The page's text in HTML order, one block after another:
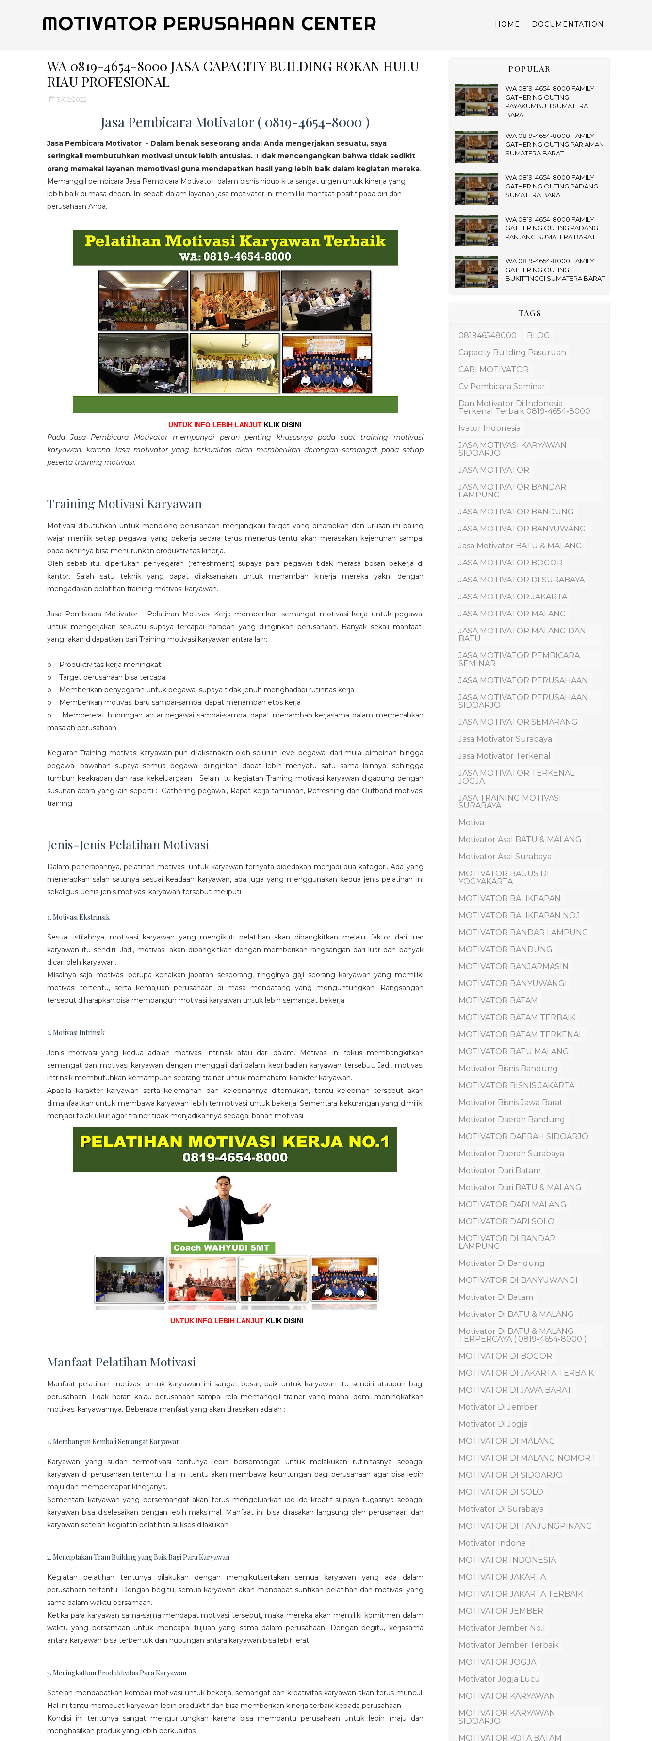
MOTIVATOR PERUSAHAAN CENTER HOME DOCUMENTATION
WA 0819-4654-8000 JASA CAPACITY BUILDING ROKAN HULU
RIAU PROFESIONAL
3/02/2022
Jasa Pembicara Motivator ( 0819-4654-8000 )
Jasa Pembicara Motivator - Dalam benak seseorang andai Anda mengerjakan sesuatu, saya
seringkali membutuhkan motivasi untuk lebih antusias. Tidak mencengangkan bahwa tidak sedikit
orang memakai layanan memotivasi guna mendapatkan hasil yang lebih baik dalam kegiatan mereka.
Memanggil pembicara Jasa Pembicara Motivator dalam bisnis hidup kita sangat urgen untuk kinerja yang
lebih baik di masa depan. Ini sebab dalam layanan jasa motivator ini memiliki manfaat positif pada diri dan
perusahaan Anda.
UNTUK INFO LEBIH LANJUT KLIK DISINI
Pada Jasa Pembicara Motivator mempunyai peran penting khususnya pada saat training motivasi
karyawan, karena Jasa motivator yang berkualitas akan memberikan dorongan semangat pada setiap
peserta training motivasi.
Training Motivasi Karyawan
Motivasi dibutuhkan untuk menolong perusahaan menjangkau target yang diharapkan dan urusan ini paling
wajar menilik setiap pegawai yang bekerja secara terus menerus tentu akan merasakan kejenuhan sampai
pada akhirnya bisa menurunkan produktivitas kinerja.
Oleh sebab itu, diperlukan penyegaran (refreshment) supaya para pegawai tidak merasa bosan bekerja di
kantor. Salah satu teknik yang dapat dilaksanakan untuk menambah kinerja mereka yakni dengan
mengadakan pelatihan training motivasi karyawan.
Jasa Pembicara Motivator - Pelatihan Motivasi Kerja memberikan semangat motivasi kerja untuk pegawai
untuk mengerjakan sesuatu supaya tercapai harapan yang diinginkan perusahaan. Banyak sekali manfaat
yang akan didapatkan dari Training motivasi karyawan antara lain:
o Produktivitas kerja meningkat
o Target perusahaan bisa tercapai
o Memberikan penyegaran untuk pegawai supaya tidak jenuh menghadapi rutinitas kerja
o Memberikan motivasi baru sampai-sampai dapat menambah etos kerja
o Mempererat hubungan antar pegawai sampai-sampai dapat menambah kerjasama dalam memecahkan
masalah perusahaan
Kegiatan Training motivasi karyawan pun dilaksanakan oleh seluruh level pegawai dari mulai pimpinan hingga
pegawai bawahan supaya semua pegawai diinginkan dapat lebih menyatu satu sama lainnya, sehingga
tumbuh keakraban dan rasa kekeluargaan. Selain itu kegiatan Training motivasi karyawan digabung dengan
susunan acara yang lain seperti : Gathering pegawai, Rapat kerja tahuanan, Refreshing dan Outbond motivasi
training.
Jenis-Jenis Pelatihan Motivasi
Dalam penerapannya, pelatihan motivasi untuk karyawan ternyata dibedakan menjadi dua kategori. Ada yang
menerapkan salah satunya sesuai keadaan karyawan, ada juga yang menggunakan kedua jenis pelatihan ini
sekaligus. Jenis-jenis motivasi karyawan tersebut meliputi :
1. Motivasi Ekstrinsik
Sesuai istilahnya, motivasi karyawan yang mengikuti pelatihan akan dibangkitkan melalui faktor dari luar
karyawan itu sendiri. Jadi, motivasi akan dibangkitkan dengan memberikan rangsangan dari luar dan banyak
dicari oleh karyawan.
Misalnya saja motivasi berupa kenaikan jabatan seseorang, tingginya gaji seorang karyawan yang memiliki
motivasi tertentu, serta kemajuan perusahaan di masa mendatang yang menguntungkan. Rangsangan
tersebut diharapkan bisa membangun motivasi karyawan untuk lebih semangat bekerja.
2. Motivasi Intrinsik
Jenis motivasi yang kedua adalah motivasi intrinsik atau dari dalam. Motivasi ini fokus membangkitkan
semangat dan motivasi karyawan dengan menggali dari dalam kepribadian karyawan tersebut. Jadi, motivasi
intrinsik membutuhkan kemampuan seorang trainer untuk memahami karakter karyawan.
Apabila karakter karyawan serta kelemahan dan kelebihannya ditemukan, tentu kelebihan tersebut akan
dimanfaatkan untuk membawa karyawan lebih termotivasi untuk bekerja. Sementara kekurangan yang dimiliki
menjadi tolak ukur agar trainer tidak menjadikannya sebagai bahan motivasi.
UNTUK INFO LEBIH LANJUT KLIK DISINI
Manfaat Pelatihan Motivasi
Manfaat pelatihan motivasi untuk karyawan ini sangat besar, baik untuk karyawan itu sendiri ataupun bagi
perusahaan. Tidak heran kalau perusahaan sampai rela memanggil trainer yang mahal demi meningkatkan
motivasi karyawannya. Beberapa manfaat yang akan dirasakan adalah :
1. Membangun Kembali Semangat Karyawan
Karyawan yang sudah termotivasi tentunya lebih bersemangat untuk melakukan rutinitasnya sebagai
karyawan di perusahaan tertentu. Hal ini tentu akan membawa keuntungan bagi perusahaan agar bisa lebih
maju dan mempercepat kinerjanya.
Sementara karyawan yang bersemangat akan terus mengeluarkan ide-ide kreatif supaya tugasnya sebagai
karyawan bisa diselesaikan dengan lebih maksimal. Manfaat ini bisa dirasakan langsung oleh perusahaan dan
karyawan setelah kegiatan pelatihan sukses dilakukan.
2. Menciptakan Team Building yang Baik Bagi Para Karyawan
Kegiatan pelatihan tentunya dilakukan dengan mengikutsertakan semua karyawan yang ada dalam
perusahaan tertentu. Dengan begitu, semua karyawan akan mendapat suntikan pelatihan dan motivasi yang
sama dalam waktu bersamaan.
Ketika para karyawan sama-sama mendapat motivasi tersebut, maka mereka akan memiliki komitmen dalam
waktu yang bersamaan untuk mencapai tujuan yang sama dalam perusahaan. Dengan begitu, kerjasama
antara karyawan bisa terbentuk dan hubungan antara karyawan bisa lebih erat.
3. Meningkatkan Produktivitas Para Karyawan
Setelah mendapatkan kembali motivasi untuk bekerja, semangat dan kreativitas karyawan akan terus muncul.
Hal ini tentu membuat karyawan lebih produktif dan bisa memberikan kinerja terbaik kepada perusahaan.
Kondisi ini tentunya sangat menguntungkan karena bisa membantu perusahaan untuk lebih maju dan
menghasilkan produk yang lebih berkualitas.
POPULAR
WA 0819-4654-8000 FAMILY
GATHERING OUTING
PAYAKUMBUH SUMATERA
BARAT
WA 0819-4654-8000 FAMILY
GATHERING OUTING PARIAMAN
SUMATERA BARAT
WA 0819-4654-8000 FAMILY
GATHERING OUTING PADANG
SUMATERA BARAT
WA 0819-4654-8000 FAMILY
GATHERING OUTING PADANG
PANJANG SUMATERA BARAT
WA 0819-4654-8000 FAMILY
GATHERING OUTING
BUKITTINGGI SUMATERA BARAT
TAGS
081946548000
BLOG
Capacity Building Pasuruan
CARI MOTIVATOR
Cv Pembicara Seminar
Dan Motivator Di Indonesia
Terkenal Terbaik 0819-4654-8000
Ivator Indonesia
JASA MOTIVASI KARYAWAN
SIDOARJO
JASA MOTIVATOR
JASA MOTIVATOR BANDAR
LAMPUNG
JASA MOTIVATOR BANDUNG
JASA MOTIVATOR BANYUWANGI
Jasa Motivator BATU & MALANG
JASA MOTIVATOR BOGOR
JASA MOTIVATOR DI SURABAYA
JASA MOTIVATOR JAKARTA
JASA MOTIVATOR MALANG
JASA MOTIVATOR MALANG DAN
BATU
JASA MOTIVATOR PEMBICARA
SEMINAR
JASA MOTIVATOR PERUSAHAAN
JASA MOTIVATOR PERUSAHAAN
SIDOARJO
JASA MOTIVATOR SEMARANG
Jasa Motivator Surabaya
Jasa Motivator Terkenal
JASA MOTIVATOR TERKENAL
JOGJA
JASA TRAINING MOTIVASI
SURABAYA
Motiva
Motivator Asal BATU & MALANG
Motivator Asal Surabaya
MOTIVATOR BAGUS DI
YOGYAKARTA
MOTIVATOR BALIKPAPAN
MOTIVATOR BALIKPAPAN NO.1
MOTIVATOR BANDAR LAMPUNG
MOTIVATOR BANDUNG
MOTIVATOR BANJARMASIN
MOTIVATOR BANYUWANGI
MOTIVATOR BATAM
MOTIVATOR BATAM TERBAIK
MOTIVATOR BATAM TERKENAL
MOTIVATOR BATU MALANG
Motivator Bisnis Bandung
MOTIVATOR BISNIS JAKARTA
Motivator Bisnis Jawa Barat
Motivator Daerah Bandung
MOTIVATOR DAERAH SIDOARJO
Motivator Daerah Surabaya
Motivator Dari Batam
Motivator Dari BATU & MALANG
MOTIVATOR DARI MALANG
MOTIVATOR DARI SOLO
MOTIVATOR DI BANDAR
LAMPUNG
Motivator Di Bandung
MOTIVATOR DI BANYUWANGI
Motivator Di Batam
Motivator Di BATU & MALANG
Motivator Di BATU & MALANG
TERPERCAYA ( 0819-4654-8000 )
MOTIVATOR DI BOGOR
MOTIVATOR DI JAKARTA TERBAIK
MOTIVATOR DI JAWA BARAT
Motivator Di Jember
Motivator Di Jogja
MOTIVATOR DI MALANG
MOTIVATOR DI MALANG NOMOR 1
MOTIVATOR DI SIDOARJO
MOTIVATOR DI SOLO
Motivator Di Surabaya
MOTIVATOR DI TANJUNGPINANG
Motivator Indone
MOTIVATOR INDONESIA
MOTIVATOR JAKARTA
MOTIVATOR JAKARTA TERBAIK
MOTIVATOR JEMBER
Motivator Jember No.1
Motivator Jember Terbaik
MOTIVATOR JOGJA
Motivator Jogja Lucu
MOTIVATOR KARYAWAN
MOTIVATOR KARYAWAN
SIDOARJO
MOTIVATOR KOTA BATAM